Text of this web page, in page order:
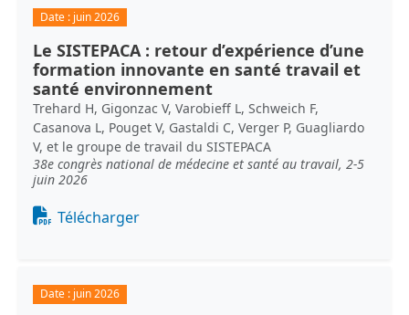
Date : juin 2026
Le SISTEPACA : retour d’expérience d’une
formation innovante en santé travail et
santé environnement
Trehard H, Gigonzac V, Varobieff L, Schweich F,
Casanova L, Pouget V, Gastaldi C, Verger P, Guagliardo
V, et le groupe de travail du SISTEPACA
38e congrès national de médecine et santé au travail, 2-5
juin 2026
Document
Télécharger
Date : juin 2026